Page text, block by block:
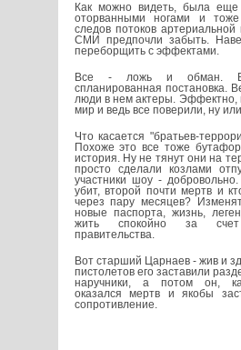
Как можно видеть, была
оторванными ногами и тоже
следов потоков
СМИ предпочли забыть.
переборщить с эффектами.
Все - ложь и обман.
спланированная постановка.
люди в нем актеры. Эффектно,
мир и ведь все поверили, ну
Что касается "братьев-
Похоже это все тоже
история. Ну не тянут они на
просто сделали козлами
участники шоу -
убит, второй почти мертв и
через пару месяцев?
новые паспорта, жизнь,
жить спокойно за счет
правительства.
Вот старший Царнаев - жив и
пистолетов его заставили
наручники, а потом он,
оказался мертв и якобы
сопротивление.